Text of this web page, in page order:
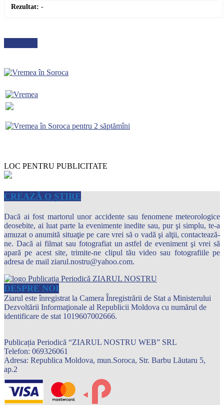
Rezultat: -
LOC PENTRU PUBLICITATE
CREAZĂ O ȘTIRE
Dacă ai fost martorul unor accidente sau fenomene meteorologice
deosebite, ai luat parte la evenimente inedite sau, pur şi simplu, te-a
amuzat o anumită situaţie pe care vrei să o vadă şi alţii, contactează-
ne. Dacă ai filmat sau fotografiat un astfel de eveniment şi vrei să
apară pe acest site, trimite-ne clipul tău video sau fotografiile pe
adresa de mail ziarul.nostru@yahoo.com.
DESPRE NOI
Ziarul este înregistrat la Camera Înregistrării de Stat a Ministerului
Dezvoltării Informaţionale al Republicii Moldova cu numărul de
identificare de stat 1019607002666.
Publicația Periodică “ZIARUL NOSTRU WEB” SRL
Telefon: 069326061
Adresa: Republica Moldova, mun.Soroca, Str. Barbu Lăutaru 5,
ap.2